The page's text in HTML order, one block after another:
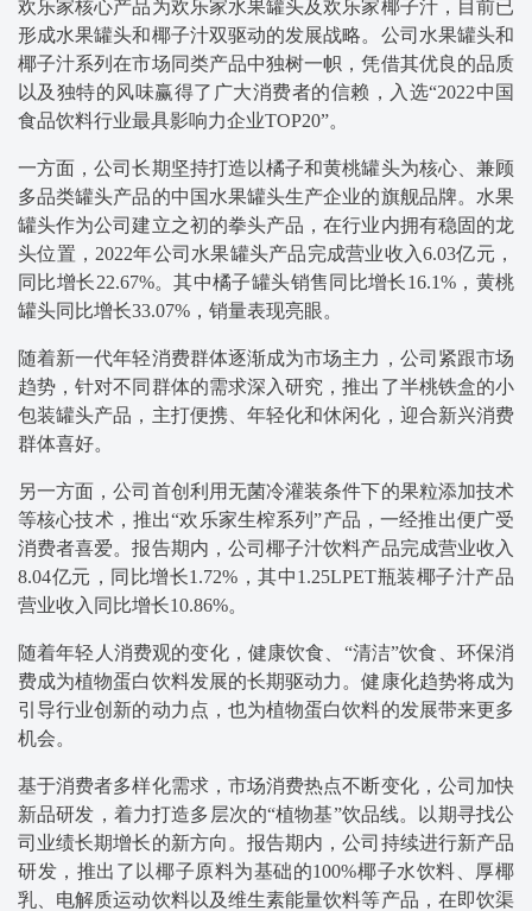
欢乐家核心产品为欢乐家水果罐头及欢乐家椰子汁，目前已
形成水果罐头和椰子汁双驱动的发展战略。公司水果罐头和
椰子汁系列在市场同类产品中独树一帜，凭借其优良的品质
以及独特的风味赢得了广大消费者的信赖，入选“2022中国
食品饮料行业最具影响力企业TOP20”。
一方面，公司长期坚持打造以橘子和黄桃罐头为核心、兼顾
多品类罐头产品的中国水果罐头生产企业的旗舰品牌。水果
罐头作为公司建立之初的拳头产品，在行业内拥有稳固的龙
头位置，2022年公司水果罐头产品完成营业收入6.03亿元，
同比增长22.67%。其中橘子罐头销售同比增长16.1%，黄桃
罐头同比增长33.07%，销量表现亮眼。
随着新一代年轻消费群体逐渐成为市场主力，公司紧跟市场
趋势，针对不同群体的需求深入研究，推出了半桃铁盒的小
包装罐头产品，主打便携、年轻化和休闲化，迎合新兴消费
群体喜好。
另一方面，公司首创利用无菌冷灌装条件下的果粒添加技术
等核心技术，推出“欢乐家生榨系列”产品，一经推出便广受
消费者喜爱。报告期内，公司椰子汁饮料产品完成营业收入
8.04亿元，同比增长1.72%，其中1.25LPET瓶装椰子汁产品
营业收入同比增长10.86%。
随着年轻人消费观的变化，健康饮食、“清洁”饮食、环保消
费成为植物蛋白饮料发展的长期驱动力。健康化趋势将成为
引导行业创新的动力点，也为植物蛋白饮料的发展带来更多
机会。
基于消费者多样化需求，市场消费热点不断变化，公司加快
新品研发，着力打造多层次的“植物基”饮品线。以期寻找公
司业绩长期增长的新方向。报告期内，公司持续进行新产品
研发，推出了以椰子原料为基础的100%椰子水饮料、厚椰
乳、电解质运动饮料以及维生素能量饮料等产品，在即饮渠